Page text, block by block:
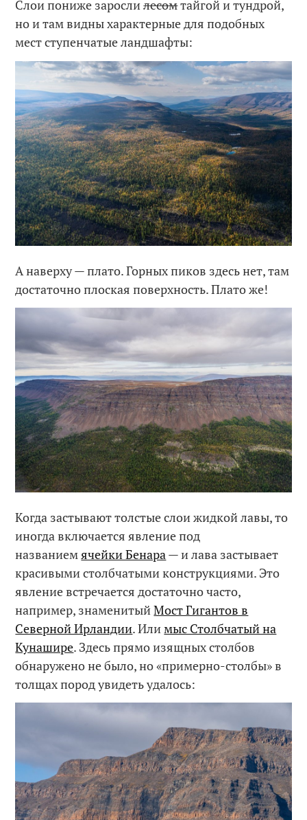
Слои пониже зарослилесомтайгой и тундрой,
но и там видны характерные для подобных
мест ступенчатые ландшафты:
А наверху — плато. Горных пиков здесь нет, там
достаточно плоская поверхность. Плато же!
Когда застывают толстые слои жидкой лавы, то
иногда включается явление под
названием ячейки Бенара — и лава застывает
красивыми столбчатыми конструкциями. Это
явление встречается достаточно часто,
например, знаменитыйМост Гигантов в
Северной Ирландии. Или мыс Столбчатый на
Кунашире. Здесь прямо изящных столбов
обнаружено не было, но «примерно-столбы» в
толщах пород увидеть удалось: